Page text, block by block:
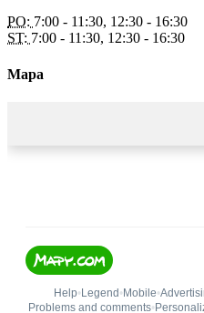
PO: 7:00 - 11:30, 12:30 - 16:30
ST: 7:00 - 11:30, 12:30 - 16:30
Mapa